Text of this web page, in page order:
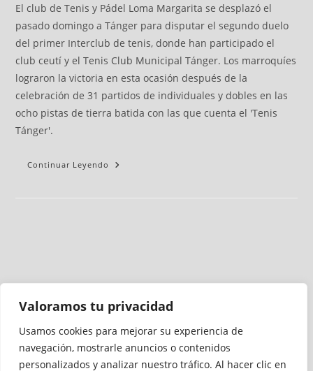
Valoramos tu privacidad
Usamos cookies para mejorar su experiencia de
navegación, mostrarle anuncios o contenidos
personalizados y analizar nuestro tráfico. Al hacer clic en
El club de Tenis y Pádel Loma Margarita se desplazó el
pasado domingo a Tánger para disputar el segundo duelo
del primer Interclub de tenis, donde han participado el
club ceutí y el Tenis Club Municipal Tánger. Los marroquíes
lograron la victoria en esta ocasión después de la
celebración de 31 partidos de individuales y dobles en las
ocho pistas de tierra batida con las que cuenta el 'Tenis
Tánger'.
Continuar Leyendo
Medio auditado por